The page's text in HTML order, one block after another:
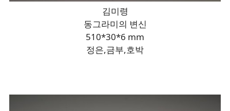
김미령
동그라미의 변신
510*30*6 mm
정은,금부,호박